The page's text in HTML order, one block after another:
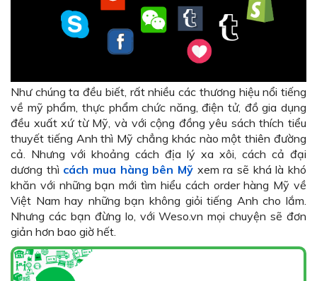
Như chúng ta đều biết, rất nhiều các thương hiệu nổi tiếng
về mỹ phẩm, thực phẩm chức năng, điện tử, đồ gia dụng
đều xuất xứ từ Mỹ, và với cộng đồng yêu sách thích tiểu
thuyết tiếng Anh thì Mỹ chẳng khác nào một thiên đường
cả. Nhưng với khoảng cách địa lý xa xôi, cách cả đại
dương thì cách mua hàng bên Mỹ xem ra sẽ khá là khó
khăn với những bạn mới tìm hiểu cách order hàng Mỹ về
Việt Nam hay những bạn không giỏi tiếng Anh cho lắm.
Nhưng các bạn đừng lo, với Weso.vn mọi chuyện sẽ đơn
giản hơn bao giờ hết.